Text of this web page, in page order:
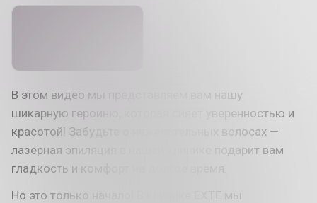
В этом видео мы представляем вам нашу
шикарную героиню, которая сияет уверенностью и
красотой! Забудьте о нежелательных волосах —
лазерная эпиляция в нашей клинике подарит вам
гладкость и комфорт на долгое время.
Но это только начало! В клинике EXTE мы